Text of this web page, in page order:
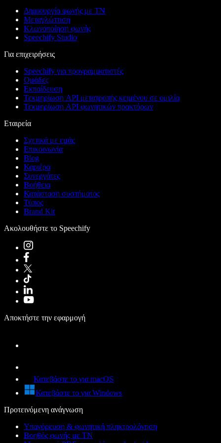
Δημιουργία φωνής με ΤΝ
Μεταγλώττιση
Κλωνοποίηση φωνής
Speechify Studio
Για επιχειρήσεις
Speechify για προγραμματιστές
Ομάδες
Εκπαίδευση
Τεκμηρίωση API μετατροπής κειμένου σε ομιλία
Τεκμηρίωση API φωνητικών πρακτόρων
Εταιρεία
Σχετικά με εμάς
Επικοινωνία
Blog
Καριέρα
Συνεργάτες
Βοήθεια
Κατάσταση συστήματος
Τύπος
Brand Kit
Ακολουθήστε το Speechify
Αποκτήστε την εφαρμογή
Κατεβάστε το για macOS
Κατεβάστε το για Windows
Προτεινόμενη ανάγνωση
Υπαγόρευση & φωνητική πληκτρολόγηση
Βοηθός φωνής με ΤΝ